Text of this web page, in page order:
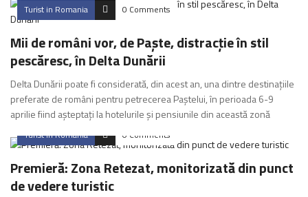
Turist in Romania 0 Comments
Mii de români vor, de Paște, distracție în stil
pescăresc, în Delta Dunării
Delta Dunării poate fi considerată, din acest an, una dintre destinațiile
preferate de români pentru petrecerea Paștelui, în perioada 6-9
aprilie fiind așteptați la hotelurile și pensiunile din această zonă
Turist in Romania 0 Comments
Premieră: Zona Retezat, monitorizată din punct
de vedere turistic